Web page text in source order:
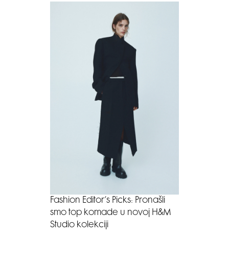
Fashion Editor’s Picks: Pronašli
smo top komade u novoj H&M
Studio kolekciji